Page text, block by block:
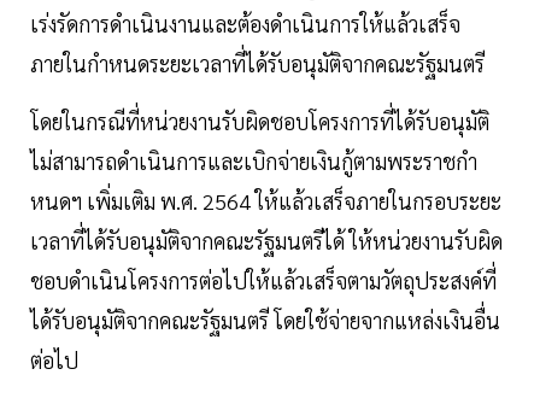
เร่งรัดการดำเนินงานและต้องดำเนินการให้แล้วเสร็จ
ภายในกำหนดระยะเวลาที่ได้รับอนุมัติจากคณะรัฐมนตรี
โดยในกรณีที่หน่วยงานรับผิดชอบโครงการที่ได้รับอนุมัติ
ไม่สามารถดำเนินการและเบิกจ่ายเงินกู้ตามพระราชกำ
หนดฯ เพิ่มเติม พ.ศ. 2564 ให้แล้วเสร็จภายในกรอบระยะ
เวลาที่ได้รับอนุมัติจากคณะรัฐมนตรีได้ ให้หน่วยงานรับผิด
ชอบดำเนินโครงการต่อไปให้แล้วเสร็จตามวัตถุประสงค์ที่
ได้รับอนุมัติจากคณะรัฐมนตรี โดยใช้จ่ายจากแหล่งเงินอื่น
ต่อไป